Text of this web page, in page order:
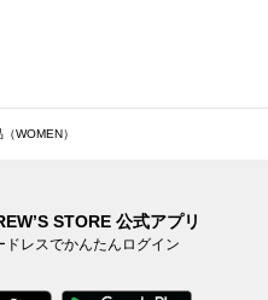
WOMEN）
STORE 公式アプリ
ドレスでかんたんログイン